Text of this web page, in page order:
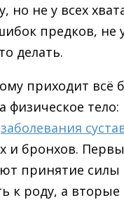
но не у всех
предков, не
делать.
приходит всё
физическое тело:
заболевания
и бронхов.
принятие силы
к роду, а вторые